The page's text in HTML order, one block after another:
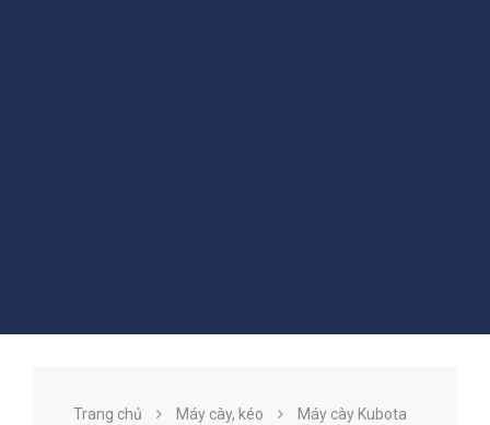
Trang chủ Máy cày, kéo Máy cày Kubota